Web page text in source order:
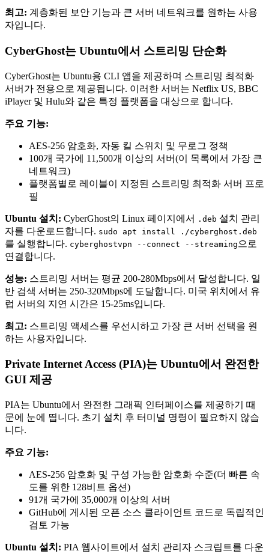
최고: 계층화된 보안 기능과 큰 서버 네트워크를 원하는 사용
자입니다.
CyberGhost는 Ubuntu에서 스트리밍 단순화
CyberGhost는 Ubuntu용 CLI 앱을 제공하며 스트리밍 최적화
서버가 전용으로 제공됩니다. 이러한 서버는 Netflix US, BBC
iPlayer 및 Hulu와 같은 특정 플랫폼을 대상으로 합니다.
주요 기능:
AES-256 암호화, 자동 킬 스위치 및 무로그 정책
100개 국가에 11,500개 이상의 서버(이 목록에서 가장 큰
네트워크)
플랫폼별로 레이블이 지정된 스트리밍 최적화 서버 프로
필
Ubuntu 설치: CyberGhost의 Linux 페이지에서 .deb 설치 관리
자를 다운로드합니다. sudo apt install ./cyberghost.deb
를 실행합니다. cyberghostvpn --connect --streaming 으로
연결합니다.
성능: 스트리밍 서버는 평균 200-280Mbps에서 달성합니다. 일
반 검색 서버는 250-320Mbps에 도달합니다. 미국 위치에서 유
럽 서버의 지연 시간은 15-25ms입니다.
최고: 스트리밍 액세스를 우선시하고 가장 큰 서버 선택을 원
하는 사용자입니다.
Private Internet Access (PIA)는 Ubuntu에서 완전한
GUI 제공
PIA는 Ubuntu에서 완전한 그래픽 인터페이스를 제공하기 때
문에 눈에 띕니다. 초기 설치 후 터미널 명령이 필요하지 않습
니다.
주요 기능:
AES-256 암호화 및 구성 가능한 암호화 수준(더 빠른 속
도를 위한 128비트 옵션)
91개 국가에 35,000개 이상의 서버
GitHub에 게시된 오픈 소스 클라이언트 코드로 독립적인
검토 가능
Ubuntu 설치: PIA 웹사이트에서 설치 관리자 스크립트를 다운